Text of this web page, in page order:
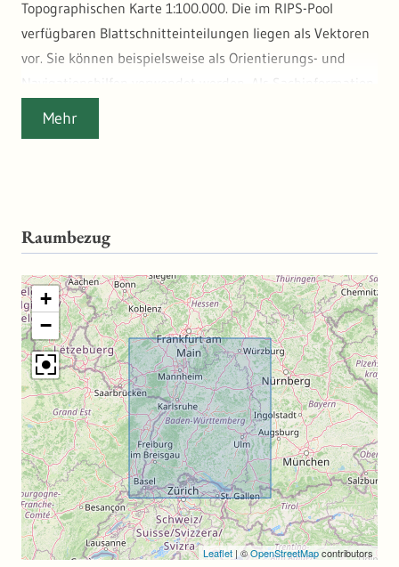
Topographischen Karte 1:100.000. Die im RIPS-Pool
verfügbaren Blattschnitteinteilungen liegen als Vektoren
vor. Sie können beispielsweise als Orientierungs- und
Navigationshilfen verwendet werden. Als Sachinformation
Mehr
Raumbezug
+
−
Leaflet |©OpenStreetMapcontributors